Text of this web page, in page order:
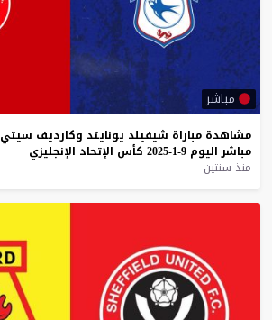
مباشر
مشاهدة مباراة شيفيلد يونايتد وكارديف سيتي
مباشر اليوم 9-1-2025 كأس الإتحاد الإنجليزي
منذ سنتين